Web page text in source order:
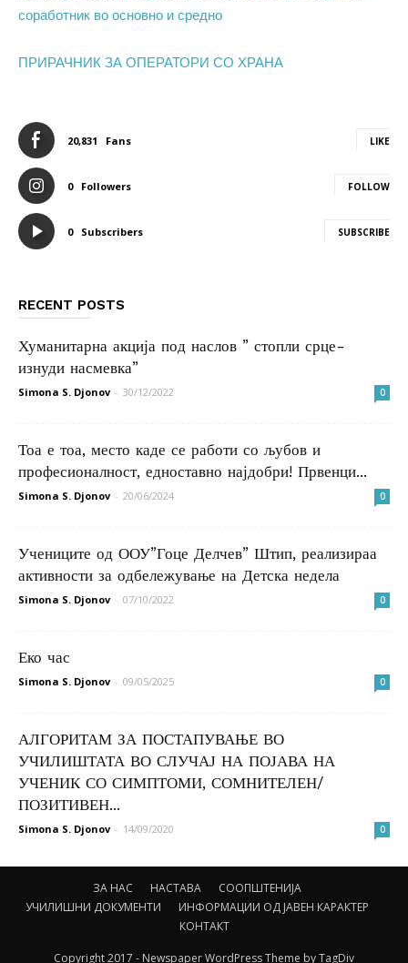
соработник во основно и средно
ПРИРАЧНИК ЗА ОПЕРАТОРИ СО ХРАНА
20,831 Fans LIKE
0 Followers FOLLOW
0 Subscribers SUBSCRIBE
RECENT POSTS
Хуманитарна акција под наслов ” стопли срце-
изнуди насмевка”
Simona S. Djonov - 30/12/2022 0
Тоа е тоа, место каде се работи со љубов и
професионалност, едноставно најдобри! Првенци...
Simona S. Djonov - 20/06/2024 0
Учениците од ООУ”Гоце Делчев” Штип, реализираа
активности за одбележување на Детска недела
Simona S. Djonov - 07/10/2022 0
Еко час
Simona S. Djonov - 09/05/2025 0
АЛГОРИТАМ ЗА ПОСТАПУВАЊЕ ВО
УЧИЛИШТАТА ВО СЛУЧАЈ НА ПОЈАВА НА
УЧЕНИК СО СИМПТОМИ, СОМНИТЕЛЕН/
ПОЗИТИВЕН...
Simona S. Djonov - 14/09/2020 0
ЗА НАС НАСТАВА
СООПШТЕНИЈА
УЧИЛИШНИ ДОКУМЕНТИ
ИНФОРМАЦИИ ОД ЈАВЕН КАРАКТЕР
КОНТАКТ
Copyright 2017 - Newspaper WordPress Theme by TagDiv